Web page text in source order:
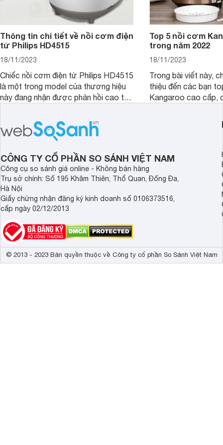
Thông tin chi tiết về nồi cơm điện
tử Philips HD4515
18/11/2023
Chiếc nồi cơm điện tử Philips HD4515
là một trong model của thương hiệu
này đang nhận được phản hồi cao từ
hãy cùng chúng tôi tìm hiểu về chiếc
nồi cơm điện này nhé.
Top 5 nồi cơm
trong năm 2022
18/11/2023
Trong bài viết này,
thiệu đến các bạn
Kangaroo cao cấp,
cùng phải chăng.
CÔNG TY CỔ PHẦN SO SÁNH VIỆT NAM
Công cụ so sánh giá online - Không bán hàng
Trụ sở chính: Số 195 Khâm Thiên, Thổ Quan, Đống Đa,
Hà Nội
Giấy chứng nhận đăng ký kinh doanh số 0106373516,
cấp ngày 02/12/2013
© 2013 - 2023 Bản quyền thuộc về Công ty cổ phần So Sánh Việt Nam